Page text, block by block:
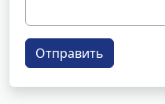
Отправить